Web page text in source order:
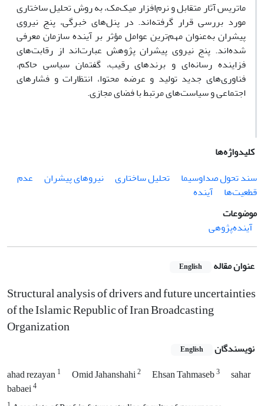
ماتریس آثار متقابل و نرم‌افزار میک‌مک، به روش تحلیل ساختاری
مورد بررسی قرار گرفته‌اند. در پنل‌های خبرگی، پنج نیروی
پیشران به‌عنوان مهم‌ترین عوامل مؤثر بر آینده سازمان معرفی
شده‌ا‌ند. پنج نیروی پیشران پژوهش عبارت‌اند از رقابت‌های
فزاینده رسانه‌ای و برندهای رقیب، گفتمان سیاسی حاکم،
فناوری‌های جدید تولید و عرضه محتوا، انتظارات و فشارهای
اجتماعی و سیاست‌های مرتبط با فضای مجازی.
کلیدواژه‌ها
سند تحول صداوسیما
تحلیل ساختاری نیروهای پیشران
عدم
قطعیت‌ها
آینده
موضوعات
آینده‌پژوهی
عنوان مقاله English
Structural analysis of drivers and future uncertainties
of the Islamic Republic of Iran Broadcasting
Organization
نویسندگان English
ahad rezayan1 Omid Jahanshahi2 Ehsan Tahmaseb3
sahar
babaei4